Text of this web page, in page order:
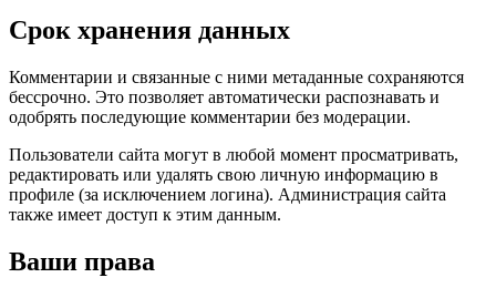
Срок хранения данных
Комментарии и связанные с ними метаданные сохраняются
бессрочно. Это позволяет автоматически распознавать и
одобрять последующие комментарии без модерации.
Пользователи сайта могут в любой момент просматривать,
редактировать или удалять свою личную информацию в
профиле (за исключением логина). Администрация сайта
также имеет доступ к этим данным.
Ваши права